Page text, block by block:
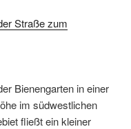
Straße zum
Bienengarten in einer
im südwestlichen
fließt ein kleiner